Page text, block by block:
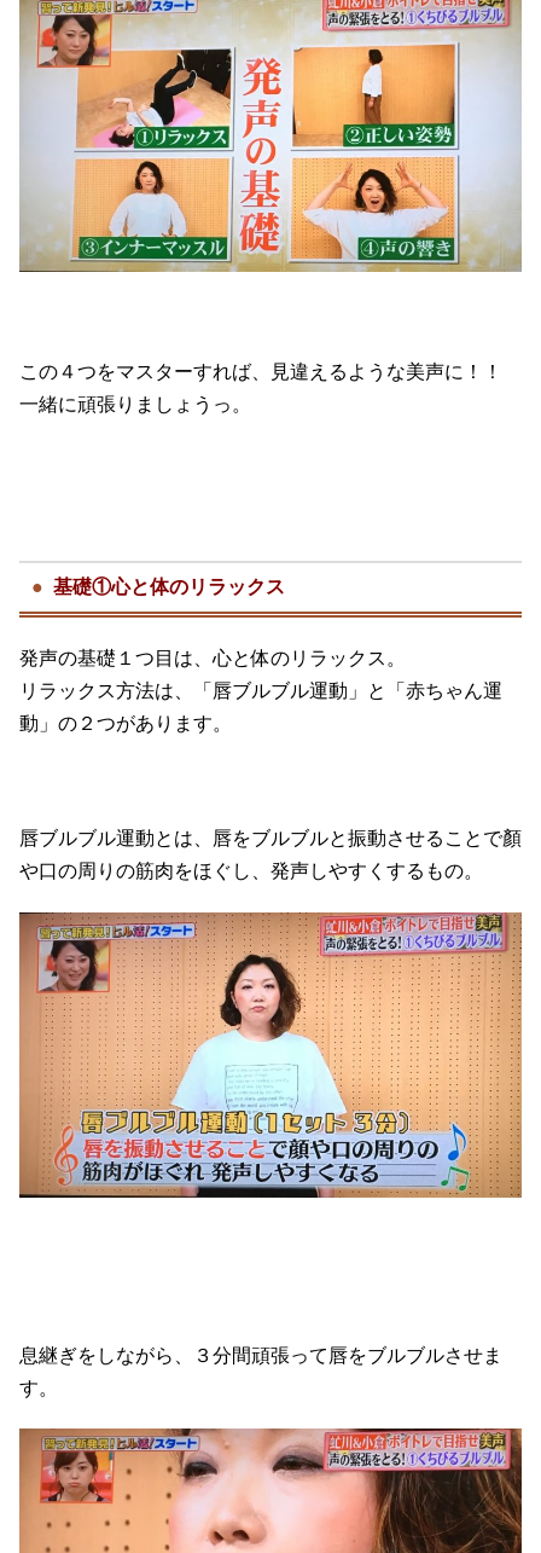
この４つをマスターすれば、見違えるような美声に！！
一緒に頑張りましょうっ。
基礎①心と体のリラックス
発声の基礎１つ目は、心と体のリラックス。
リラックス方法は、「唇ブルブル運動」と「赤ちゃん運
動」の２つがあります。
唇ブルブル運動とは、唇をブルブルと振動させることで顏
や口の周りの筋肉をほぐし、発声しやすくするもの。
息継ぎをしながら、３分間頑張って唇をブルブルさせま
す。